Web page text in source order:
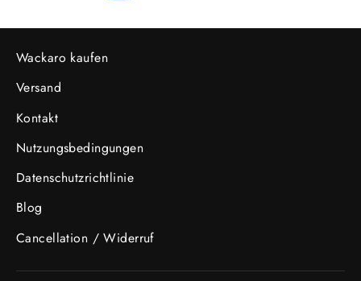
Wackaro kaufen
Versand
Kontakt
Nutzungsbedingungen
Datenschutzrichtlinie
Blog
Cancellation / Widerruf